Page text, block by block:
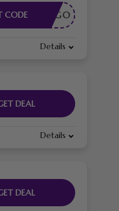
CÓDIGO
CODE
Details
DEAL
Details
DEAL